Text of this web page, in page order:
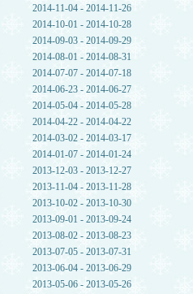
2014-11-04 - 2014-11-26
2014-10-01 - 2014-10-28
2014-09-03 - 2014-09-29
2014-08-01 - 2014-08-31
2014-07-07 - 2014-07-18
2014-06-23 - 2014-06-27
2014-05-04 - 2014-05-28
2014-04-22 - 2014-04-22
2014-03-02 - 2014-03-17
2014-01-07 - 2014-01-24
2013-12-03 - 2013-12-27
2013-11-04 - 2013-11-28
2013-10-02 - 2013-10-30
2013-09-01 - 2013-09-24
2013-08-02 - 2013-08-23
2013-07-05 - 2013-07-31
2013-06-04 - 2013-06-29
2013-05-06 - 2013-05-26